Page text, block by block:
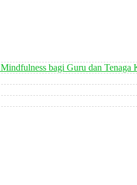
bagi Guru dan Tenaga